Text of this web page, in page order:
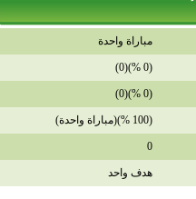
مباراة واحدة
(0 %)(0)
(0 %)(0)
(100 %)(مباراة واحدة)
0
هدف واحد